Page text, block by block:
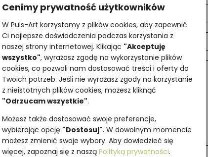
Cenimy prywatność użytkowników
W Puls-Art korzystamy z plików cookies, aby zapewnić
Ci najlepsze doświadczenia podczas korzystania z
naszej strony internetowej. Klikając "Akceptuję
wszystko", wyrażasz zgodę na wykorzystanie plików
cookies, co pozwoli nam dostosować treści i oferty do
Twoich potrzeb. Jeśli nie wyrażasz zgody na korzystanie
z nieistotnych plików cookies, możesz kliknąć
"Odrzucam wszystkie".
Możesz także dostosować swoje preferencje,
wybierając opcję "Dostosuj". W dowolnym momencie
możesz zmienić swoje wybory. Aby dowiedzieć się
więcej, zapoznaj się z naszą Polityką prywatności.
Nazwisko
E-mail
Wiadomość